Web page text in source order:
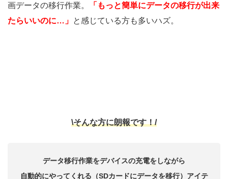
画データの移行作業。
「もっと簡単にデータの移行が出来
たらいいのに…」 と感じている方も多いハズ。
\そんな方に朗報です！/
データ移行作業をデバイスの充電をしながら
自動的にやってくれる（SDカードにデータを移行）アイテ